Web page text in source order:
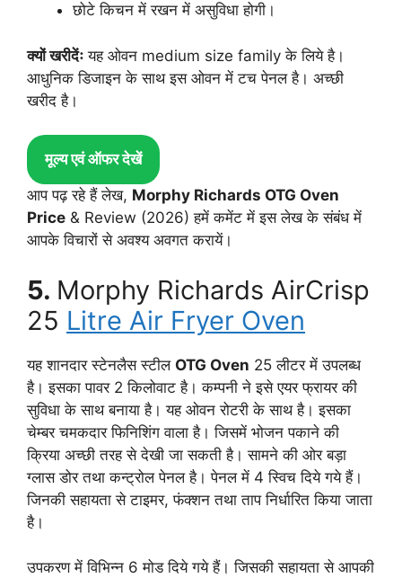
छोटे किचन में रखन में असुविधा होगी।
क्यों खरीदेंः यह ओवन medium size family के लिये है।
आधुनिक डिजाइन के साथ इस ओवन में टच पेनल है। अच्छी
खरीद है।
मूल्य एवं ऑफर देखें
आप पढ़ रहे हैं लेख, Morphy Richards OTG Oven
Price & Review (2026) हमें कमेंट में इस लेख के संबंध में
आपके विचारों से अवश्य अवगत करायें।
5. Morphy Richards AirCrisp
25 Litre Air Fryer Oven
यह शानदार स्टेनलैस स्टील OTG Oven 25 लीटर में उपलब्ध
है। इसका पावर 2 किलोवाट है। कम्पनी ने इसे एयर फ्रायर की
सुविधा के साथ बनाया है। यह ओवन रोटरी के साथ है। इसका
चेम्बर चमकदार फिनिशिंग वाला है। जिसमें भोजन पकाने की
क्रिया अच्छी तरह से देखी जा सकती है। सामने की ओर बड़ा
ग्लास डोर तथा कन्ट्रोल पेनल है। पेनल में 4 स्विच दिये गये हैं।
जिनकी सहायता से टाइमर, फंक्शन तथा ताप निर्धारित किया जाता
है।
उपकरण में विभिन्न 6 मोड दिये गये हैं। जिसकी सहायता से आपकी